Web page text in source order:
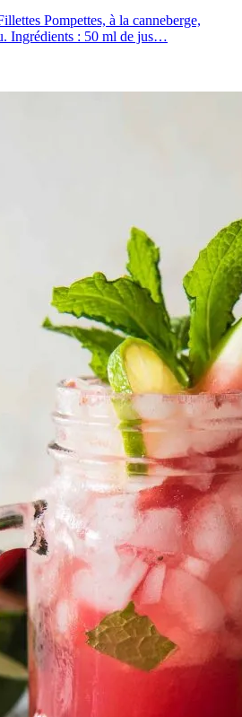
Pompettes, à la canneberge,
Ingrédients : 50 ml de jus…